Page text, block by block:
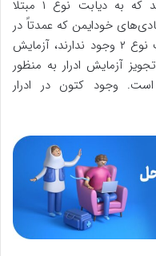
است. اگر پزشک معالج تشخیص دهد که به دیابت نوع ۱ مبتلا
خودایمن که عمدتاً در
دیابت نوع ۱ ظاهر می‌شوند و در دیابت نوع ۲ وجود ندارند، آزمایش
آزمایش ادرار به منظور
وجود کتون در ادرار